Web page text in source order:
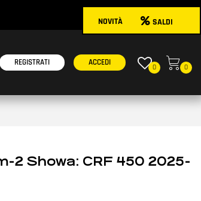
NOVITÀ SALDI
REGISTRATI ACCEDI
0 0
2 Showa: CRF 450 2025-